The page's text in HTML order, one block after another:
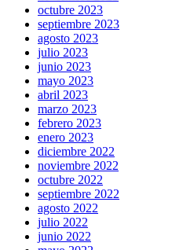
octubre 2023
septiembre 2023
agosto 2023
julio 2023
junio 2023
mayo 2023
abril 2023
marzo 2023
febrero 2023
enero 2023
diciembre 2022
noviembre 2022
octubre 2022
septiembre 2022
agosto 2022
julio 2022
junio 2022